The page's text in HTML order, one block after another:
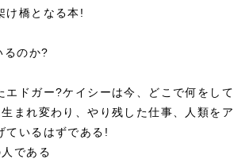
け橋となる本!
るのか?
ドガー?ケイシーは今、どこで何をして
まれ変わり、やり残した仕事、人類をア
ているはずである!
である